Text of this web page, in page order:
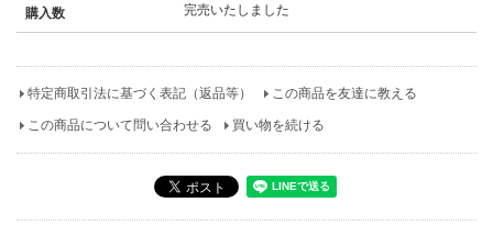
購入数 完売いたしました
特定商取引法に基づく表記（返品等） この商品を友達に教える
この商品について問い合わせる 買い物を続ける